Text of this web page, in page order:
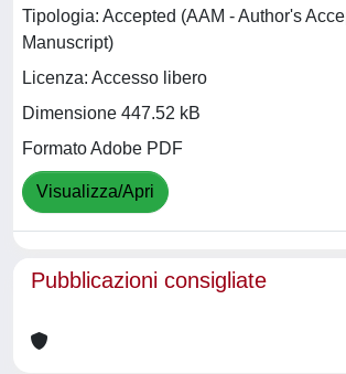
Tipologia: Accepted (AAM - Author's
Manuscript)
Licenza: Accesso libero
Dimensione 447.52 kB
Formato Adobe PDF
Visualizza/Apri
Pubblicazioni consigliate